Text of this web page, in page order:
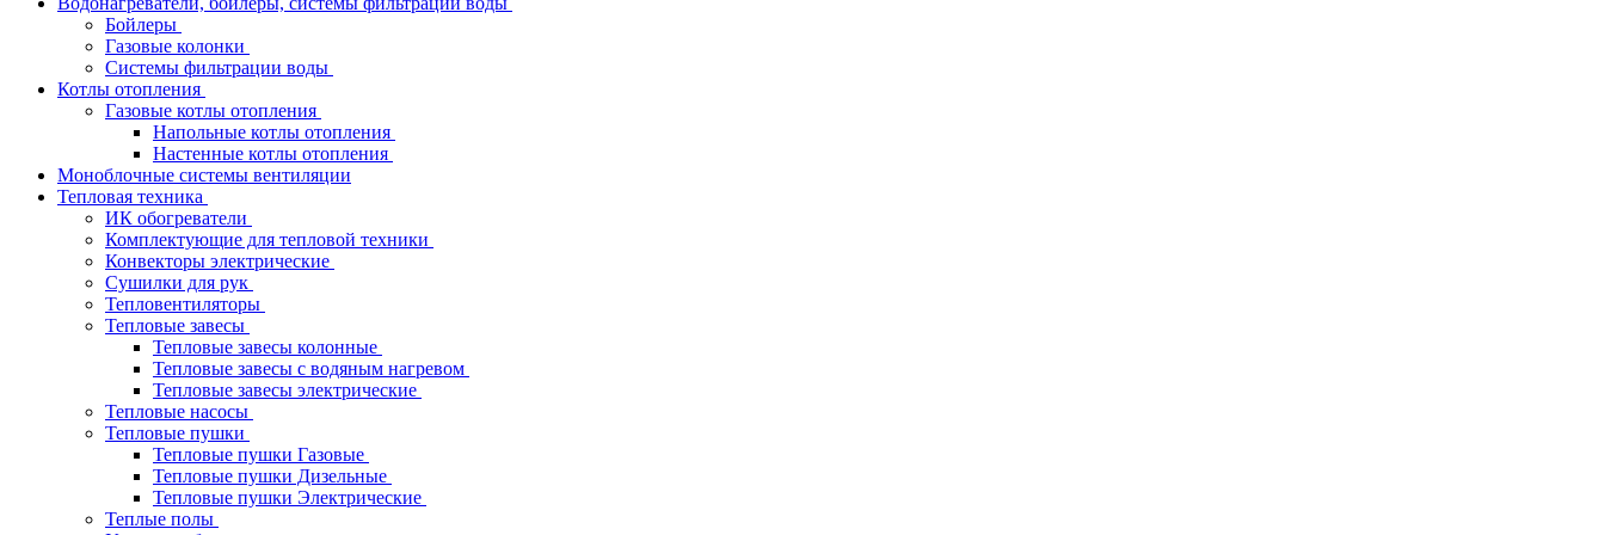
Бойлеры
Газовые колонки
Системы фильтрации воды
Котлы отопления
Газовые котлы отопления
Напольные котлы отопления
Настенные котлы отопления
Моноблочные системы вентиляции
Тепловая техника
ИК обогреватели
Комплектующие для тепловой техники
Конвекторы электрические
Сушилки для рук
Тепловентиляторы
Тепловые завесы
Тепловые завесы колонные
Тепловые завесы с водяным нагревом
Тепловые завесы электрические
Тепловые насосы
Тепловые пушки
Тепловые пушки Газовые
Тепловые пушки Дизельные
Тепловые пушки Электрические
Теплые полы